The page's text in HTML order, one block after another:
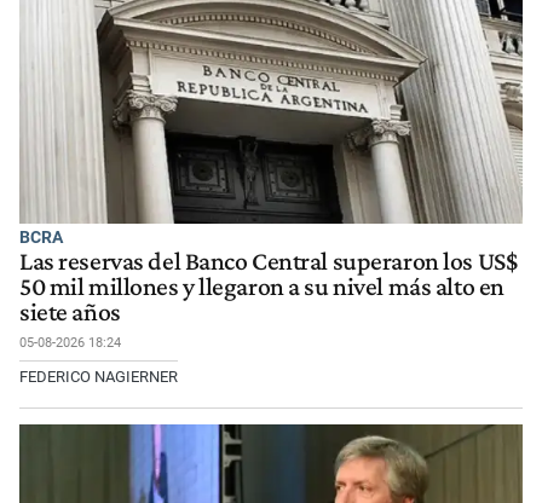
BCRA
Las reservas del Banco Central superaron los US$
50 mil millones y llegaron a su nivel más alto en
siete años
05-08-2026 18:24
FEDERICO NAGIERNER